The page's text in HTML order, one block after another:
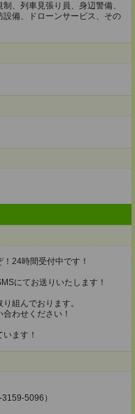
、列車見張り員、身辺警備、
備、ドローンサービス、その
24時間受付中です！
にてお送りいたします！
組んでおります。
わせください！
ます！
5096）